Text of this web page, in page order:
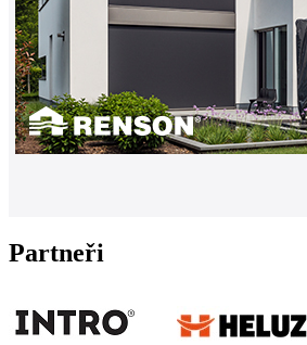
Partneři